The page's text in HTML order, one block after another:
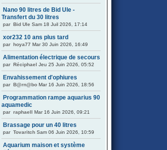
Nano 90 litres de Bid Ule -
Transfert du 30 litres
par Bid Ule Sam 18 Juil 2026, 17:14
xor232 10 ans plus tard
par hoya77 Mar 30 Juin 2026, 16:49
Alimentation électrique de secours
par Réciphael Jeu 25 Juin 2026, 05:52
Envahissement d'ophiures
par B@rn@bo Mar 16 Juin 2026, 18:56
Programmation rampe aquarius 90
aquamedic
par raphaell Mar 16 Juin 2026, 09:21
Brassage pour un 40 litres
par Tovaritch Sam 06 Juin 2026, 10:59
Aquarium maison et système